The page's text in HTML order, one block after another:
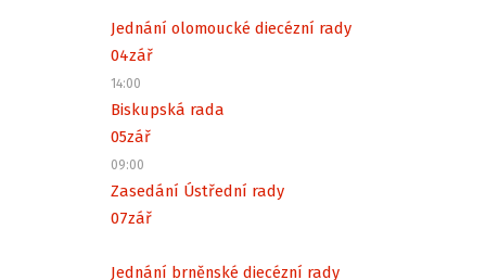
Jednání olomoucké diecézní rady
04zář
14:00
Biskupská rada
05zář
09:00
Zasedání Ústřední rady
07zář
Jednání brněnské diecézní rady